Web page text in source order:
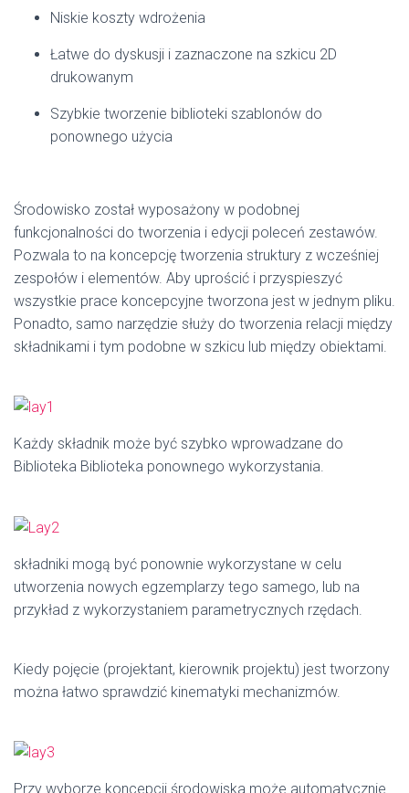
Niskie koszty wdrożenia
Łatwe do dyskusji i zaznaczone na szkicu 2D
drukowanym
Szybkie tworzenie biblioteki szablonów do
ponownego użycia
Środowisko został wyposażony w podobnej
funkcjonalności do tworzenia i edycji poleceń zestawów.
Pozwala to na koncepcję tworzenia struktury z wcześniej
zespołów i elementów. Aby uprościć i przyspieszyć
wszystkie prace koncepcyjne tworzona jest w jednym pliku.
Ponadto, samo narzędzie służy do tworzenia relacji między
składnikami i tym podobne w szkicu lub między obiektami.
Każdy składnik może być szybko wprowadzane do
Biblioteka Biblioteka ponownego wykorzystania.
składniki mogą być ponownie wykorzystane w celu
utworzenia nowych egzemplarzy tego samego, lub na
przykład z wykorzystaniem parametrycznych rzędach.
Kiedy pojęcie (projektant, kierownik projektu) jest tworzony
można łatwo sprawdzić kinematyki mechanizmów.
Przy wyborze koncepcji środowiska może automatycznie